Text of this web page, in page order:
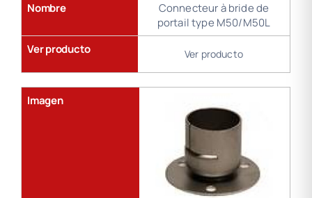
Nombre
Connecteur à bride de
portail type M50/M50L
Ver producto
Ver producto
Imagen